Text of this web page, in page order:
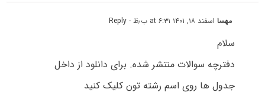
مهسااسفند ۱۸, ۱۴۰۱ at ۶:۳۱ ب٫ظ - Reply
سلام
دفترچه سوالات منتشر شده. برای دانلود از داخل
جدول ها روی اسم رشته تون کلیک کنید